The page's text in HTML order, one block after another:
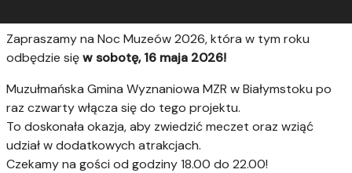
Zapraszamy na Noc Muzeów 2026, która w tym roku
odbędzie sięw sobotę, 16 maja 2026!
Muzułmańska Gmina Wyznaniowa MZR w Białymstoku po
raz czwarty włącza się do tego projektu.
To doskonała okazja, aby zwiedzić meczet oraz wziąć
udział w dodatkowych atrakcjach.
Czekamy na gości od godziny 18.00 do 22.00!